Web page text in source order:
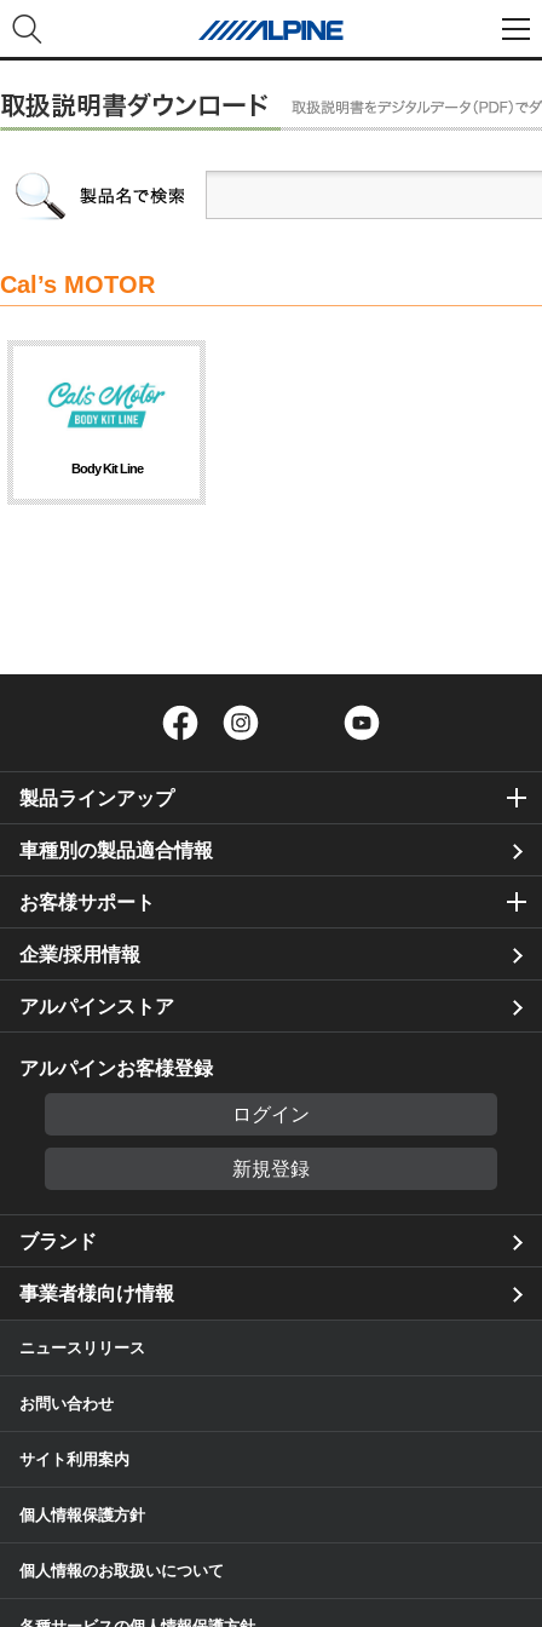
Cal’s MOTOR
Body Kit Line
Facebook Twitter
製品ラインアップ
車種別の製品適合情報
お客様サポート
企業/採用情報
アルパインストア
アルパインお客様登録
ログイン
新規登録
ブランド
事業者様向け情報
ニュースリリース
お問い合わせ
サイト利用案内
個人情報保護方針
個人情報のお取扱いについて